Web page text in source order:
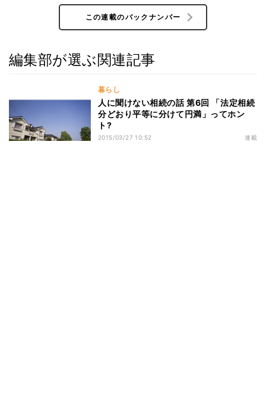
この連載のバックナンバー
編集部が選ぶ関連記事
暮らし
人に聞けない相続の話 第6回 「法定相続
分どおり平等に分けて円満」ってホン
ト?
2015/03/27 10:52 連載